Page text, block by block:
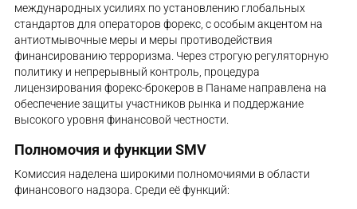
международных усилиях по установлению глобальных
стандартов для операторов форекс, с особым акцентом на
антиотмывочные меры и меры противодействия
финансированию терроризма. Через строгую регуляторную
политику и непрерывный контроль, процедура
лицензирования форекс-брокеров в Панаме направлена на
обеспечение защиты участников рынка и поддержание
высокого уровня финансовой честности.
Полномочия и функции SMV
Комиссия наделена широкими полномочиями в области
финансового надзора. Среди её функций: